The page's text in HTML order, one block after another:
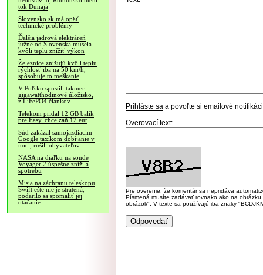
tok Dunaja
Slovensko.sk má opäť
technické problémy
Ďalšia jadrová elektráreň
južne od Slovenska musela
kvôli teplu znížiť výkon
Železnice znižujú kvôli teplu
rýchlosť iba na 50 km/h,
spôsobuje to meškanie
V Poľsku spustili takmer
gigawatthodinové úložisko,
z LiFePO4 článkov
Telekom pridal 12 GB balík
pre Easy, chce zaň 12 eur
Súd zakázal samojazdiacim
Google taxíkom dobíjanie v
noci, rušili obyvateľov
NASA na diaľku na sonde
Voyager 2 úspešne znížila
spotrebu
Misia na záchranu teleskopu
Swift ešte nie je stratená,
podarilo sa spomaliť jej
otáčanie
Prihláste sa a povoľte si emailové
Overovací text:
Pre overenie, že komentár sa nepridáva
Písmená musíte zadávať rovnako ako na
obrázok". V texte sa používajú iba znaky